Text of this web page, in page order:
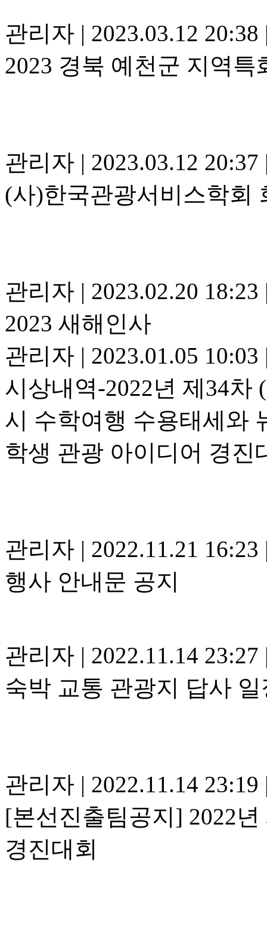
관리자 | 2023.03.12 20:38
2023 경북 예천군 지역
관리자 | 2023.03.12 20:37
(사)한국관광서비스학회
관리자 | 2023.02.20 18:23
2023 새해인사
관리자 | 2023.01.05 10:03
시상내역-2022년 제34차
시 수학여행 수용태세와
학생 관광 아이디어 경진
관리자 | 2022.11.21 16:23
행사 안내문 공지
관리자 | 2022.11.14 23:27
숙박 교통 관광지 답사
관리자 | 2022.11.14 23:19
[본선진출팀공지] 2022
경진대회